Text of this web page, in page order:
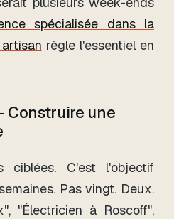
spécialisée dans la
règle l'essentiel en
Construire une
ciblées. C'est l'objectif
Pas vingt. Deux.
"Électricien à Roscoff",